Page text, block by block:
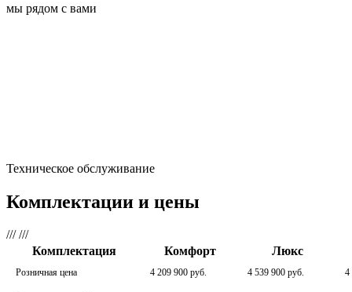
мы рядом с вами
Техническое обслуживание
Комплектации и цены
/// ///
Комплектация
Комфорт Люкс
Розничная цена 4 209 900 руб. 4 539 900 руб. 4